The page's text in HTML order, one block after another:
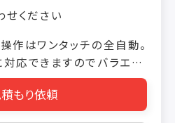
せください
はワンタッチの全自動。
応できますのでバラエテ
製造が可能です。
生産能力
もり依頼